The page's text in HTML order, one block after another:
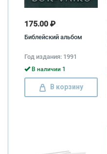
175.00 ₽
Библейский альбом
Год издания: 1991
В наличии 1
В корзину